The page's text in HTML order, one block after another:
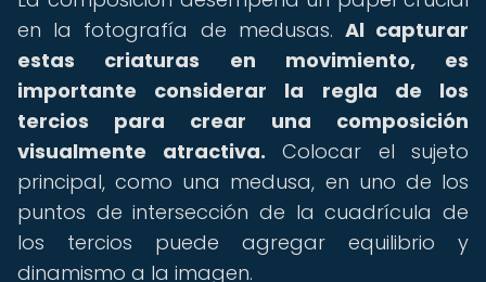
en la fotografía de medusas. Al capturar
estas criaturas en movimiento, es
importante considerar la regla de los
tercios para crear una composición
visualmente atractiva. Colocar el sujeto
principal, como una medusa, en uno de los
puntos de intersección de la cuadrícula de
los tercios puede agregar equilibrio y
dinamismo a la imagen.